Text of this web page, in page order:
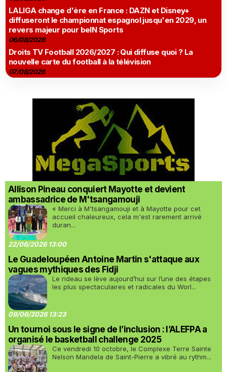
LALIGA change d'ère en France : DAZN et Disney+
diffuseront le championnat espagnol jusqu'en 2029, un
revers majeur pour beIN Sports
06/08/2026
Droits TV Football 2026/2027 : Qui diffuse quoi ? La
nouvelle carte du football à la télévision
07/08/2026
Allison Pineau conquiert Mayotte et devient
ambassadrice de M'tsangamouji
« Merci à M'tsangamouji et à Mayotte pour cet
accueil chaleureux, cela m'est rarement arrivé
duran...
22/06/2026 13:00
Le Guadeloupéen Antoine Martin s'attaque aux
vagues mythiques des Fidji
Le rideau se lève aujourd’hui sur l’une des étapes
les plus spectaculaires et radicales du Worl...
09/06/2026 13:23
Un tournoi sous le signe de l’inclusion : l’ALEFPA a
organisé le basketball challenge 2025
Ce vendredi 10 octobre, le Complexe Terre Sainte
Nelson Mandela de Saint-Pierre a vibré au rythm...